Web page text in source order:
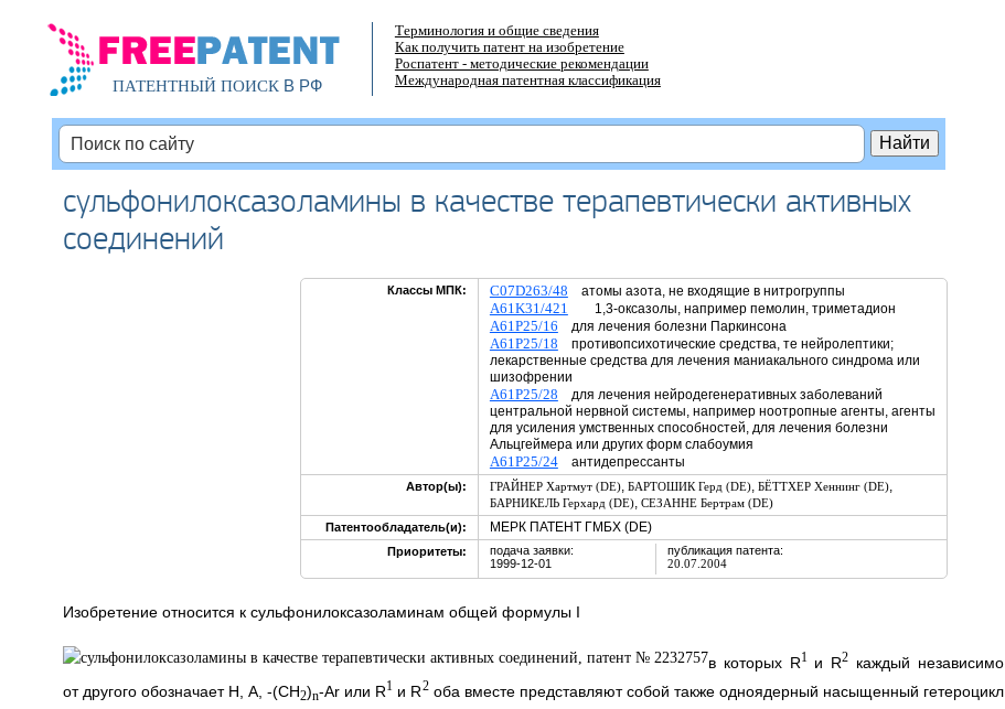
ПАТЕНТНЫЙ ПОИСКВ РФ
Терминология и общие сведения
Как получить патент на изобретение
Роспатент - методические рекомендации
Международная патентная классификация
сульфонилоксазоламины в качестве терапевтически активных
соединений
Классы МПК: C07D263/48 атомы азота, не входящие в нитрогруппы
A61K31/421 1,3-оксазолы, например пемолин, триметадион
A61P25/16 для лечения болезни Паркинсона
A61P25/18 противопсихотические средства, те нейролептики;
лекарственные средства для лечения маниакального синдрома или
шизофрении
A61P25/28 для лечения нейродегенеративных заболеваний
центральной нервной системы, например ноотропные агенты, агенты
для усиления умственных способностей, для лечения болезни
Альцгеймера или других форм слабоумия
A61P25/24антидепрессанты
Автор(ы): ГРАЙНЕР Хартмут (DE), БАРТОШИК Герд (DE), БЁТТХЕР Хеннинг (DE),
БАРНИКЕЛЬ Герхард (DE), СЕЗАННЕ Бертрам (DE)
Патентообладатель(и):
МЕРК ПАТЕНТ ГМБХ (DE)
Приоритеты:
подача заявки:
1999-12-01
публикация патента:
20.07.2004
Изобретение относится к сульфонилоксазоламинам общей формулы I
в которых R1и R2
каждый независимо
от другого обозначает Н, А, -(CH2)n-Ar или R1 и R2оба вместе представляют собой также одноядерный насыщенный гетероцикл